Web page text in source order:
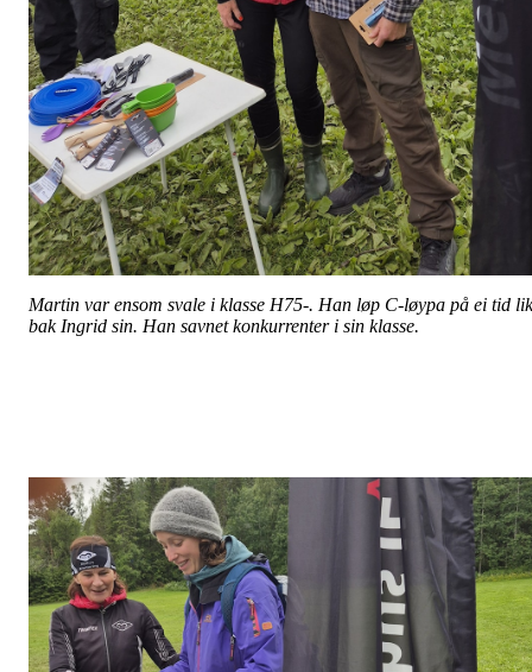
Martin var ensom svale i klasse H75-. Han løp C-løypa på ei tid
bak Ingrid sin. Han savnet konkurrenter i sin klasse.